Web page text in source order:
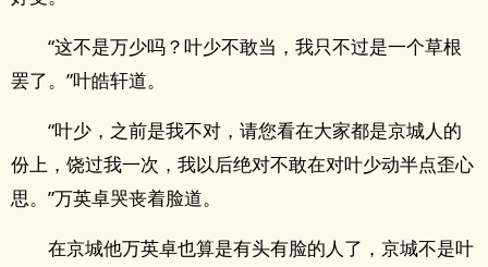
“这不是万少吗？叶少不敢当，我只不过是一个草根
罢了。”叶皓轩道。
“叶少，之前是我不对，请您看在大家都是京城人的
份上，饶过我一次，我以后绝对不敢在对叶少动半点歪心
思。”万英卓哭丧着脸道。
在京城他万英卓也算是有头有脸的人了，京城不是叶